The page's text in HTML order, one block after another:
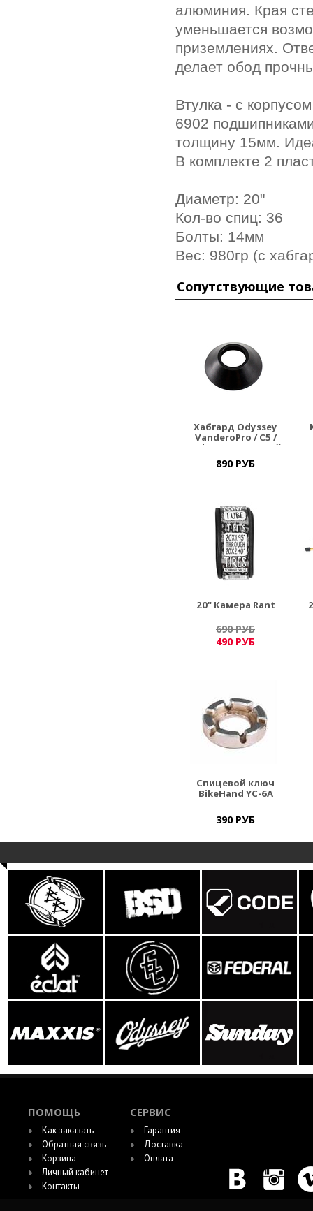
алюминия. Края
уменьшается
приземлениях.
делает обод
Втулка - с
6902
толщину 15мм.
В комплекте 2
Диаметр: 20"
Кол-во спиц: 36
Болты: 14мм
Вес: 980гр (с
Сопутствующие
Хабгард Odyssey
VanderoPro / C5 /
Roloway передний
890 РУБ
20" Камера Rant
690 РУБ
490 РУБ
Спицевой ключ
BikeHand YC-6A
390 РУБ
ПОМОЩЬ
Как заказать
Обратная связь
Корзина
Личный кабинет
Контакты
СЕРВИС
Гарантия
Доставка
Оплата